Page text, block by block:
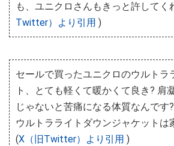
も、ユニクロさんもきっと許してく
Twitter）より引用 )
セールで買ったユニクロのウルトラ
ト、とても軽くて暖かくて良き? 肩
じゃないと苦痛になる体質なんです
ウルトラライトダウンジャケットは
(X（旧Twitter）より引用 )